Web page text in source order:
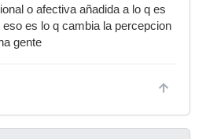
o afectiva añadida a lo q es
es lo q cambia la percepcion
gente